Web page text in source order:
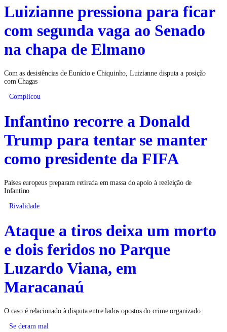
Luizianne pressiona para ficar
com segunda vaga ao Senado
na chapa de Elmano
Com as desistências de Eunício e Chiquinho, Luizianne disputa a posição
com Chagas
Complicou
Infantino recorre a Donald
Trump para tentar se manter
como presidente da FIFA
Países europeus preparam retirada em massa do apoio à reeleição de
Infantino
Rivalidade
Ataque a tiros deixa um morto
e dois feridos no Parque
Luzardo Viana, em
Maracanaú
O caso é relacionado à disputa entre lados opostos do crime organizado
Se deram mal